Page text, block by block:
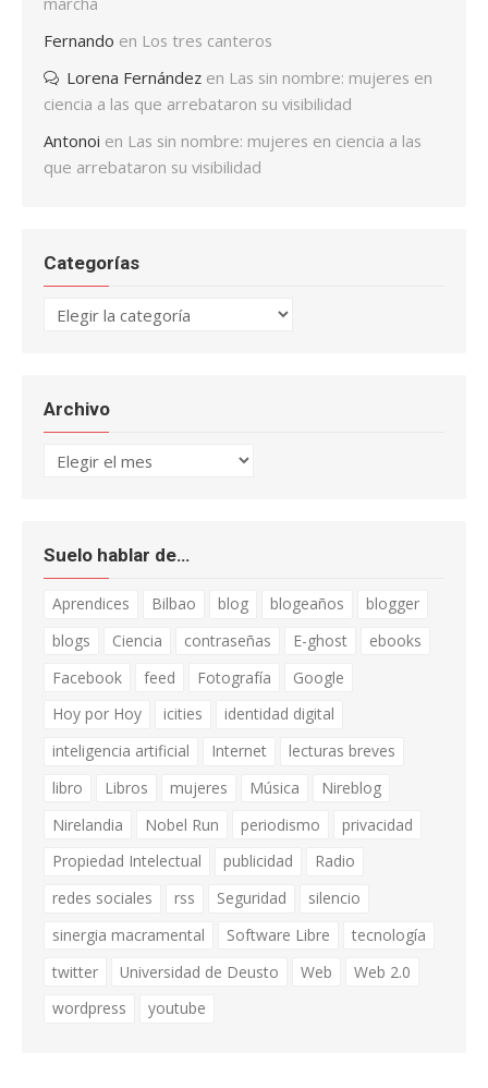
Fernando en Los tres canteros
Lorena Fernández en Las sin nombre: mujeres en
ciencia a las que arrebataron su visibilidad
Antonoi en Las sin nombre: mujeres en ciencia a las
que arrebataron su visibilidad
Categorías
Categorías
Archivo
Archivo
Suelo hablar de…
Aprendices Bilbao blog blogeaños
blogger
blogs
Ciencia contraseñas E-ghost
ebooks
Facebook
feed Fotografía
Google
Hoy por Hoy
icities
identidad digital
inteligencia artificial
Internet
lecturas breves
libro
Libros mujeres Música
Nireblog
Nirelandia
Nobel Run periodismo
privacidad
Propiedad Intelectual
publicidad
Radio
redes sociales
rss Seguridad
silencio
sinergia macramental
Software Libre
tecnología
twitter
Universidad de Deusto Web
Web 2.0
wordpress
youtube